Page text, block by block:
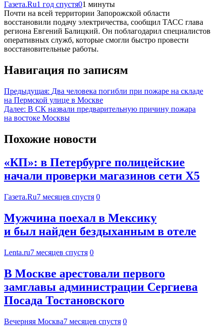
Газета.Ru1 год спустя01 минуты
Почти на всей территории Запорожской области
восстановили подачу электричества, сообщил ТАСС глава
региона Евгений Балицкий. Он поблагодарил специалистов
оперативных служб, которые смогли быстро провести
восстановительные работы.
Навигация по записям
Предыдущая: Два человека погибли при пожаре на складе
на Пермской улице в Москве
Далее: В СК назвали предварительную причину пожара
на востоке Москвы
Похожие новости
«КП»: в Петербурге полицейские
начали проверки магазинов сети Х5
Газета.Ru7 месяцев спустя 0
Мужчина поехал в Мексику
и был найден бездыханным в отеле
Lenta.ru7 месяцев спустя 0
В Москве арестовали первого
замглавы администрации Сергиева
Посада Тостановского
Вечерняя Москва7 месяцев спустя 0